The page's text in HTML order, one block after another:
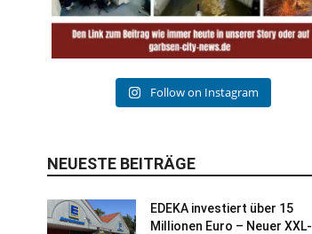
Follow on Instagram
NEUESTE BEITRÄGE
EDEKA investiert über 15
Millionen Euro – Neuer XXL-